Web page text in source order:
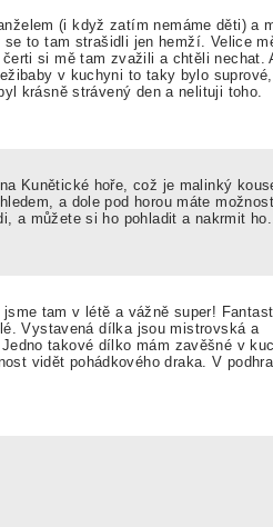
(i když zatím nemáme děti) a
to tam strašidli jen hemží. Velice
si mě tam zvažili a chtěli nechat.
v kuchyni to taky bylo suprové,
krásně strávený den a nelituji toho.
Kunětické hoře, což je malinký
a dole pod horou máte
a můžete si ho pohladit a nakrmit
tam v létě a vážně super!
Vystavená dílka jsou mistrovská a
takové dílko mám zavěšné v
vidět pohádkového draka. V